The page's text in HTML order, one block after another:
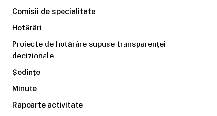
Comisii de specialitate
Hotărâri
Proiecte de hotărâre supuse transparenței
decizionale
Ședințe
Minute
Rapoarte activitate